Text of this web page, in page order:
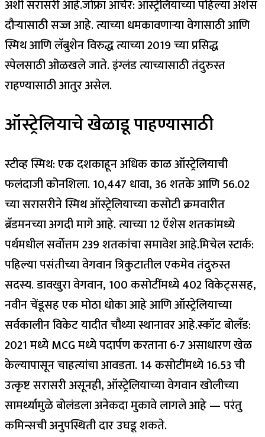
अशी सरासरी आहे.जोफ्रा आर्चर:ऑस्ट्रेलियाच्या पहिल्या ॲशेस
दौऱ्यासाठी सज्ज आहे. त्याच्या धमकावणाऱ्या वेगासाठी आणि
स्मिथ आणि लॅबुशेन विरुद्ध त्याच्या 2019 च्या प्रसिद्ध
स्पेलसाठी ओळखले जाते.इंग्लंड त्याच्यासाठी तंदुरुस्त
राहण्यासाठी आतुर असेल.
ऑस्ट्रेलियाचे खेळाडू पाहण्यासाठी
स्टीव्ह स्मिथ:एक दशकाहून अधिक काळ ऑस्ट्रेलियाची
फलंदाजी कोनशिला. 10,447 धावा, 36 शतके आणि 56.02
च्या सरासरीने स्मिथ ऑस्ट्रेलियाच्या कसोटी क्रमवारीत
ब्रॅडमनच्या अगदी मागे आहे. त्याच्या 12 ऍशेस शतकांमध्ये
पर्थमधील सर्वोत्तम 239 शतकांचा समावेश आहे.मिचेल स्टार्क:
पहिल्या पसंतीच्या वेगवान त्रिकुटातील एकमेव तंदुरुस्त
सदस्य. डावखुरा वेगवान, 100 कसोटींमध्ये 402 विकेट्ससह,
नवीन चेंडूसह एक मोठा धोका आहे आणि ऑस्ट्रेलियाच्या
सर्वकालीन विकेट यादीत चौथ्या स्थानावर आहे.स्कॉट बोलँड:
2021 मध्ये MCG मध्ये पदार्पण करताना 6-7 असाधारण खेळ
केल्यापासून चाहत्यांचा आवडता. 14 कसोटींमध्ये 16.53 ची
उत्कृष्ट सरासरी असूनही, ऑस्ट्रेलियाच्या वेगवान खोलीच्या
सामर्थ्यामुळे बोलंडला अनेकदा मुकावे लागले आहे — परंतु
कमिन्सची अनुपस्थिती दार उघडू शकते.